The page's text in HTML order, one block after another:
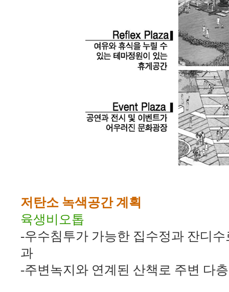
저탄소 녹색공간 계획
육생비오톱
-우수침투가 가능한 집수정과 잔디
과
-주변녹지와 연계된 산책로 주변 다